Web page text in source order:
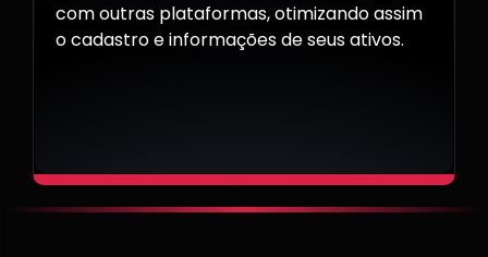
com outras plataformas, otimizando assim
o cadastro e informações de seus ativos.